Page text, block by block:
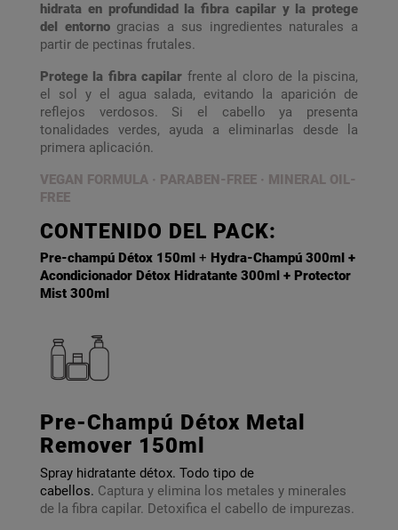
hidrata en profundidad la fibra capilar y la protege
del entornogracias a sus ingredientes naturales a
partir de pectinas frutales.
Protege la fibra capilar frente al cloro de la piscina,
el sol y el agua salada, evitando la aparición de
reflejos verdosos. Si el cabello ya presenta
tonalidades verdes, ayuda a eliminarlas desde la
primera aplicación.
VEGAN FORMULA · PARABEN-FREE · MINERAL OIL-
FREE
CONTENIDO DEL PACK:
Pre-champú Détox 150ml + Hydra-Champú 300ml +
Acondicionador Détox Hidratante 300ml + Protector
Mist 300ml
Pre-Champú Détox Metal
Remover 150ml
Spray hidratante détox. Todo tipo de
cabellos. Captura y elimina los metales y minerales
de la fibra capilar. Detoxifica el cabello de impurezas.